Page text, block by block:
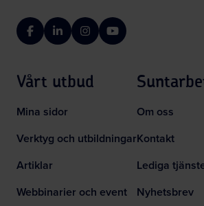
FacebookLinkedInInstagramYouTube
Vårt utbud
Mina sidor
Verktyg och utbildningar
Artiklar
Webbinarier och event
Om oss
Kontakt
Lediga
Nyhetsbrev